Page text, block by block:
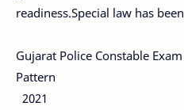
readiness.Special law has
Gujarat Police Constable
Pattern
2021